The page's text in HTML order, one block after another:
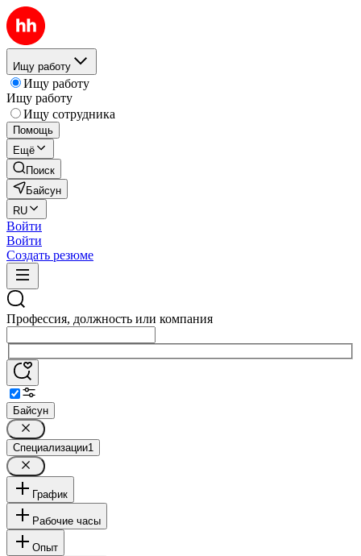
Ищу работу
Ищу работу
Ищу работу
Ищу сотрудника
Помощь
Ещё
Поиск
Байсун
RU
Войти
Войти
Создать резюме
Профессия, должность или компания
Байсун
Специализации1
График
Рабочие часы
Опыт